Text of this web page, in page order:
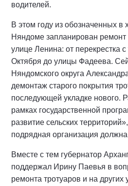
водителей.
В этом году из обозначенных в
Няндоме запланирован ремонт
улице Ленина: от перекрестка
Октября до улицы Фадеева.
Няндомского округа
демонтаж старого покрытия
последующей укладке нового.
рамках государственной
развитие сельских
подрядная организация
Вместе с тем губернатор
поддержал Ирину Паевья в
ремонта тротуаров и на других